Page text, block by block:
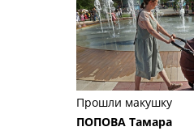
Прошли макушку
ПОПОВА Тамара